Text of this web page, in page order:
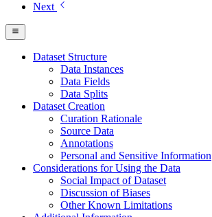
Next
Dataset Structure
Data Instances
Data Fields
Data Splits
Dataset Creation
Curation Rationale
Source Data
Annotations
Personal and Sensitive Information
Considerations for Using the Data
Social Impact of Dataset
Discussion of Biases
Other Known Limitations